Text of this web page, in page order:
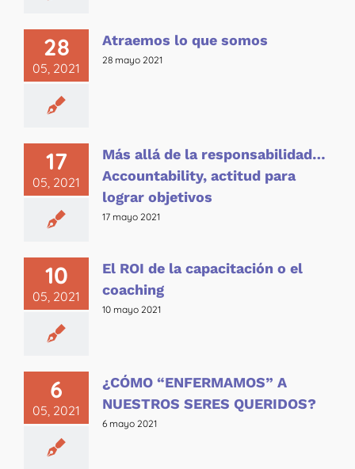
28
05, 2021
Atraemos lo que somos
28 mayo 2021
17
05, 2021
Más allá de la responsabilidad…
Accountability, actitud para
lograr objetivos
17 mayo 2021
10
05, 2021
El ROI de la capacitación o el
coaching
10 mayo 2021
6
05, 2021
¿CÓMO “ENFERMAMOS” A
NUESTROS SERES QUERIDOS?
6 mayo 2021